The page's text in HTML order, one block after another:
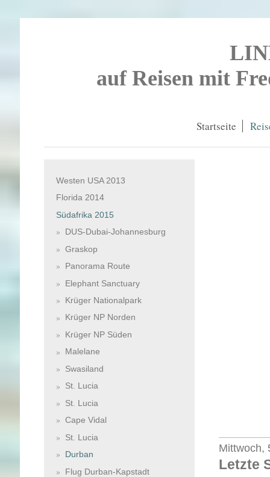
auf Reisen mit
Startseite
Mittwoch,
Letzte
Westen USA 2013
Florida 2014
Südafrika 2015
DUS-Dubai-Johannesburg
Graskop
Panorama Route
Elephant Sanctuary
Krüger Nationalpark
Krüger NP Norden
Krüger NP Süden
Malelane
Swasiland
St. Lucia
St. Lucia
Cape Vidal
St. Lucia
Durban
Flug Durban-Kapstadt